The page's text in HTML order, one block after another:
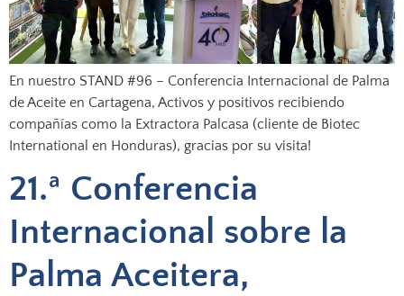
En nuestro STAND #96 – Conferencia Internacional de Palma
de Aceite en Cartagena, Activos y positivos recibiendo
compañías como la Extractora Palcasa (cliente de Biotec
International en Honduras), gracias por su visita!
21.ª Conferencia
Internacional sobre la
Palma Aceitera,